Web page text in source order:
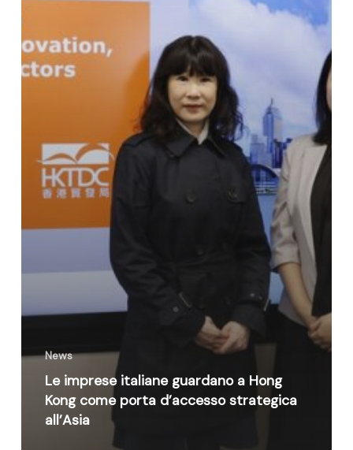
News
Le imprese italiane guardano a Hong
Kong come porta d’accesso strategica
all’Asia